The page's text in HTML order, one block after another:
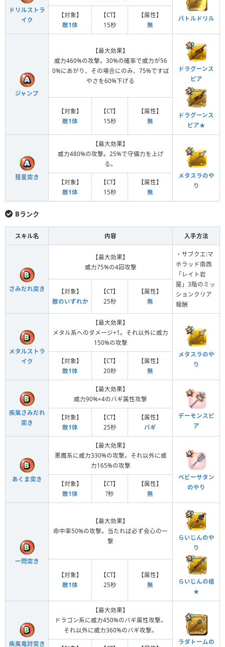
ドリルストラ
イク
バトルドリル
【対象】
敵1体
【CT】
15秒
【属性】
無
ジャンプ
【最大効果】
威力460%の攻撃。30%の確率で威力が56
0%にあがり、その場合にのみ、75%ですば
やさを60%下げる
ドラグーンス
ピア
ドラグーンス
ピア★
【対象】
敵1体
【CT】
15秒
【属性】
無
彗星突き
【最大効果】
威力480%の攻撃。25%で守備力を上げ
る。
メタスラのや
り
【対象】
敵1体
【CT】
15秒
【属性】
無
Bランク
スキル名 内容 入手方法
さみだれ突き
【最大効果】
威力75%の4回攻撃
・サブクエ:マ
ホラッド南西
「レイト岩
屋」3階のミッ
ションクリア
報酬
【対象】
敵のいずれか
【CT】
25秒
【属性】
無
メタルストラ
イク
【最大効果】
メタル系へのダメージ+1。それ以外に威力
150%の攻撃
メタスラのや
り
【対象】
敵1体
【CT】
20秒
【属性】
無
疾風さみだれ
突き
【最大効果】
威力90%×4のバギ属性攻撃
デーモンスピ
ア
【対象】
敵1体
【CT】
25秒
【属性】
バギ
あくま突き
【最大効果】
悪魔系に威力330%の攻撃。それ以外に威
力165%の攻撃
ベビーサタン
のやり
【対象】
敵1体
【CT】
?秒
【属性】
無
一閃突き
【最大効果】
命中率50%の攻撃。当たれば必ず会心の一
撃
らいじんのや
り
らいじんの槍
★
【対象】
敵1体
【CT】
25秒
【属性】
無
疾風竜討突き
【最大効果】
ドラゴン系に威力450%のバギ属性攻撃。
それ以外に威力360%のバギ攻撃。
ラダトームの